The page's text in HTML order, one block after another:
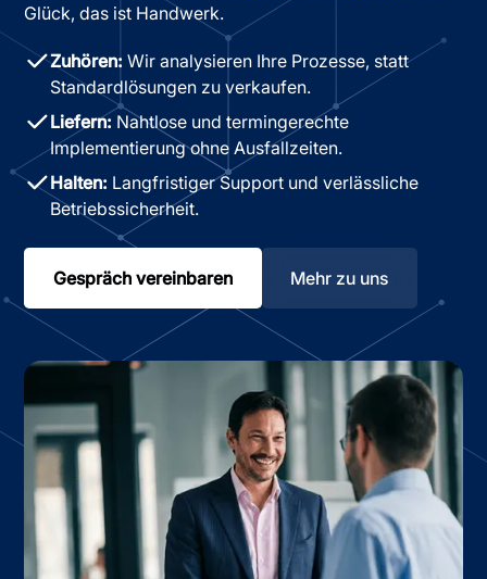
Glück, das ist Handwerk.
Zuhören: Wir analysieren Ihre Prozesse, statt
Standardlösungen zu verkaufen.
Liefern: Nahtlose und termingerechte
Implementierung ohne Ausfallzeiten.
Halten: Langfristiger Support und verlässliche
Betriebssicherheit.
Gespräch vereinbaren Mehr zu uns